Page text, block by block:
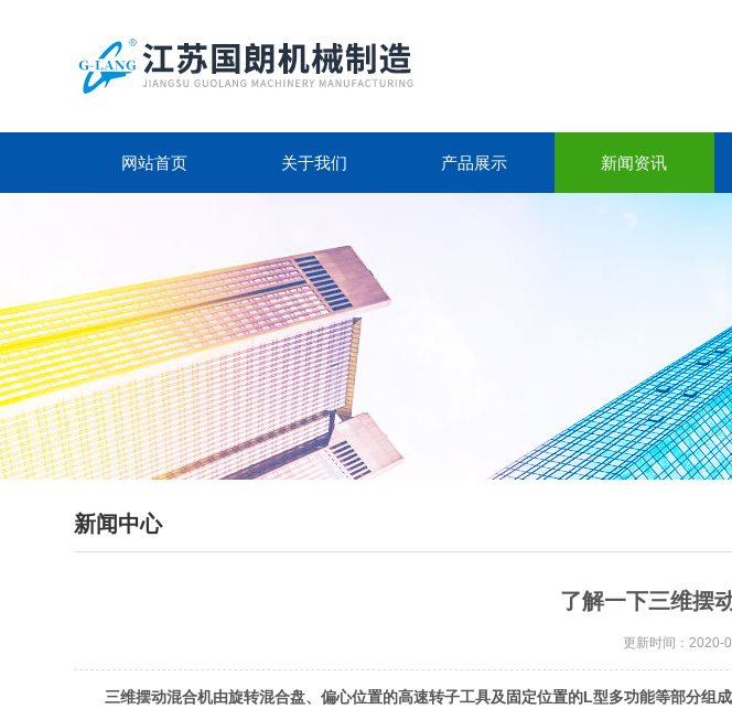
网站首页 关于我们 产品展示 新闻资讯
新闻中心
了解一下三维摆
更新时间：2020-
三维摆动混合机由旋转混合盘、偏心位置的高速转子工具及固定位置的L型多功能等部分组成